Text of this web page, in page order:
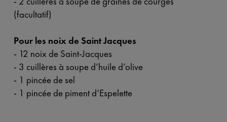
(facultatif)
Pour les noix de Saint Jacques
- 12 noix de Saint-Jacques
- 3 cuillères à soupe d’huile d’olive
- 1 pincée de sel
- 1 pincée de piment d’Espelette